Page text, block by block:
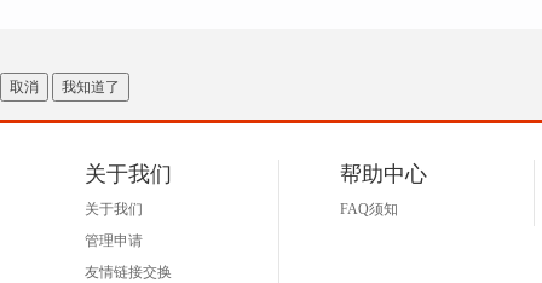
取消 我知道了
关于我们
关于我们
管理申请
友情链接交换
帮助中心
FAQ须知